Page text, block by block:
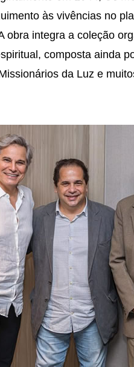
às vivências no
obra integra a coleção
composta ainda
da Luz e